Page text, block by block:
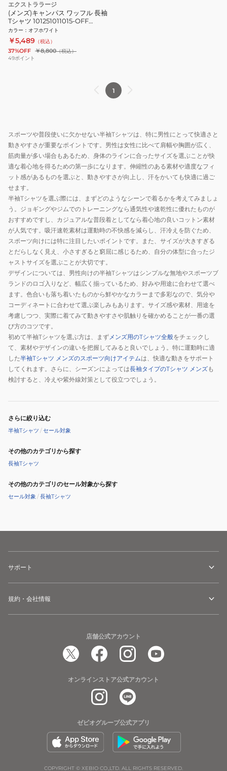
エクストララージ
(メンズ)キャンパス ワッフル 長袖
Tシャツ 101251011015-OFF
WHITE
カラー ： オフホワイト
￥5,489 （税込）
37%OFF ￥8,800（税込）
49ポイント
1
スポーツや普段使いに欠かせない半袖Tシャツは、特に男性にとって快適さと
動きやすさが重要なポイントです。男性は女性に比べて肩幅や胸囲が広く、
筋肉量が多い場合もあるため、身体のラインに合ったサイズを選ぶことが快
適な着心地を得るための第一歩になります。伸縮性のある素材や適度なフィ
ット感があるものを選ぶと、動きやすさが向上し、汗をかいても快適に過ご
せます。
半袖Tシャツを選ぶ際には、まずどのようなシーンで着るかを考えてみましょ
う。ジョギングやジムでのトレーニングなら通気性や速乾性に優れたものが
おすすめですし、カジュアルな普段着としてなら着心地の良いコットン素材
が人気です。吸汗速乾素材は運動時の不快感を減らし、汗冷えを防ぐため、
スポーツ向けには特に注目したいポイントです。また、サイズが大きすぎる
とだらしなく見え、小さすぎると窮屈に感じるため、自分の体型に合ったジ
ャストサイズを選ぶことが大切です。
デザインについては、男性向けの半袖Tシャツはシンプルな無地やスポーツブ
ランドのロゴ入りなど、幅広く揃っているため、好みや用途に合わせて選べ
ます。色合いも落ち着いたものから鮮やかなカラーまで多彩なので、気分や
コーディネートに合わせて選ぶ楽しみもあります。サイズ感や素材、用途を
考慮しつつ、実際に着てみて動きやすさや肌触りを確かめることが一番の選
び方のコツです。
初めて半袖Tシャツを選ぶ方は、まずメンズ用のTシャツ全般をチェックし
て、素材やデザインの違いを把握してみると良いでしょう。特に運動時に適
した半袖Tシャツ メンズのスポーツ向けアイテムは、快適な動きをサポート
してくれます。さらに、シーズンによっては長袖タイプのTシャツ メンズも
検討すると、冷えや紫外線対策として役立つでしょう。
さらに絞り込む
半袖Tシャツ /セール対象
その他のカテゴリから探す
長袖Tシャツ
その他のカテゴリのセール対象から探す
セール対象 /長袖Tシャツ
サポート
規約・会社情報
店舗公式アカウント
オンラインストア公式アカウント
ゼビオグループ公式アプリ
COPYRIGHT © XEBIO CO.,LTD. ALL RIGHTS RESERVED.